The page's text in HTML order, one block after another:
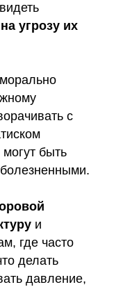
угрозу их
с
быть
и
где часто
делать
давление,